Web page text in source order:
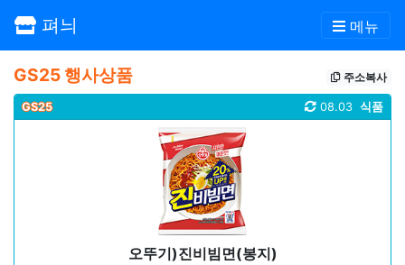
펴늬 메뉴
GS25 행사상품 주소복사
GS25 식품
08.03
오뚜기)진비빔면(봉지)